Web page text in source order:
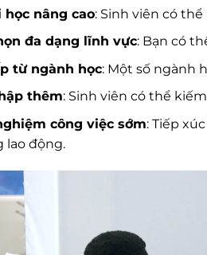
học nâng cao: Sinh viên có
đa dạng lĩnh vực: Bạn có
từ ngành học: Một số ngành
thêm: Sinh viên có thể
công việc sớm: Tiếp
lao động.